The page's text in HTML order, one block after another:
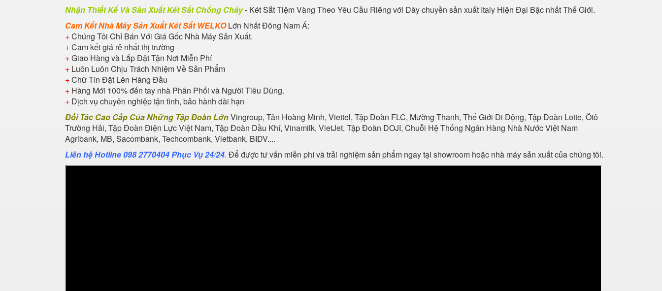
Nhận Thiết Kế Và Sản Xuất Két Sắt Chống Cháy- Két Sắt Tiệm Vàng Theo Yêu Cầu Riêng với Dây chuyền sản xuất Italy Hiện Đại Bậc nhất Thế Giới.
Cam Kết Nhà Máy Sản Xuất Két Sắt WELKOLớn Nhất Đông Nam Á:
+Chúng Tôi Chỉ Bán Với Giá Gốc Nhà Máy Sản Xuất.
+Cam kết giá rẻ nhất thị trường
+Giao Hàng và Lắp Đặt Tận Nơi Miễn Phí
+ Luôn Luôn Chịu Trách Nhiệm Về Sản Phẩm
+Chữ Tín Đặt Lên Hàng Đầu
+ Hàng Mới 100% đến tay nhà Phân Phối và Người Tiêu Dùng.
+ Dịch vụ chuyên nghiệp tận tình, bảo hành dài hạn
Đối Tác Cao Cấp Của Những Tập Đoàn LớnVingroup, Tân Hoàng Minh, Viettel, Tập Đoàn FLC, Mường Thanh, Thế Giới Di Động, Tập Đoàn Lotte, Ôtô
Trường Hải, Tập Đoàn Điện Lực Việt Nam, Tập Đoàn Dầu Khí, Vinamilk, VietJet, Tập Đoàn DOJI, Chuỗi Hệ Thống Ngân Hàng Nhà Nước Việt Nam
Agribank, MB, Sacombank, Techcombank, Vietbank, BIDV....
Liên hệ Hotline 098 2770404 Phục Vụ 24/24. Để được tư vấn miễn phí và trải nghiệm sản phẩm ngay tại showroom hoặc nhà máy sản xuất của chúng tôi.